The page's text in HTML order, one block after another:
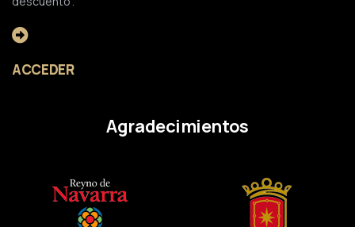
ACCEDER
Agradecimientos